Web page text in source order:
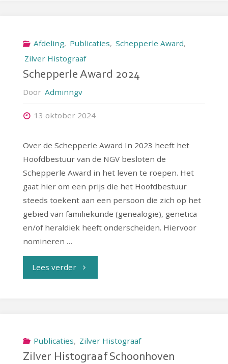
Afdeling, Publicaties, Schepperle Award,
Zilver Histograaf
Schepperle Award 2024
Door Adminngv
13 oktober 2024
Over de Schepperle Award In 2023 heeft het
Hoofdbestuur van de NGV besloten de
Schepperle Award in het leven te roepen. Het
gaat hier om een prijs die het Hoofdbestuur
steeds toekent aan een persoon die zich op het
gebied van familiekunde (genealogie), genetica
en/of heraldiek heeft onderscheiden. Hiervoor
nomineren …
Lees verder"Schepperle
Publicaties, Zilver Histograaf
Zilver Histograaf Schoonhoven